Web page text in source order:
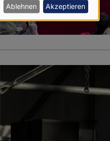
Ablehnen Akzeptieren